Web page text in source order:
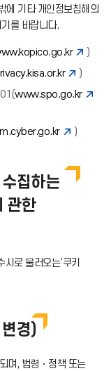
에 기타 개인정보침해의
를 바랍니다.
)
)
www.spo.go.kr
)
집하는
관한
로 불러오는‘쿠키
경)
며, 법령・정책 또는